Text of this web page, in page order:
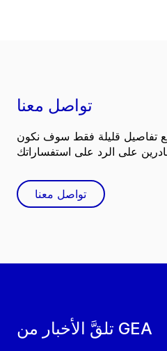
تلقَّ الأخبار من GEA
تواصل معنا
تفاصيل قليلة فقط سوف نكون
تواصل معنا